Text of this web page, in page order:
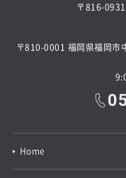
〒816-
〒810-0001 福岡県福岡市
Home